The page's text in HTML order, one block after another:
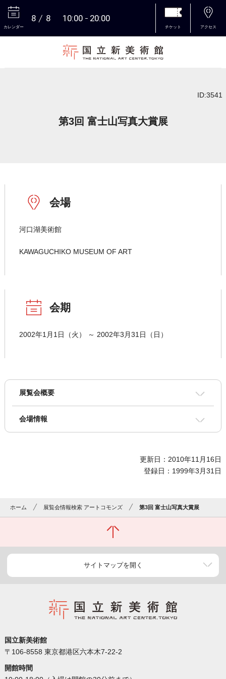
カレンダー
8 8 10:00 20:00
チケット アクセス
ID:3541
第3回 富士山写真大賞展
会場
河口湖美術館
KAWAGUCHIKO MUSEUM OF ART
会期
2002年1月1日（火） ～ 2002年3月31日（日）
展覧会概要
会場情報
更新日：2010年11月16日
登録日：1999年3月31日
ホーム 展覧会情報検索 アートコモンズ 第3回 富士山写真大賞展
サイトマップを開く
国立新美術館
〒106-8558 東京都港区六本木7-22-2
開館時間